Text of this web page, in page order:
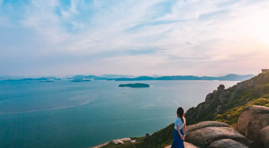
裡還有散步道，春天櫻花和杜鵑花盛
開，是人氣健行路線。這裡也以可以享
受滑翔傘和抱石的場所而聞名。